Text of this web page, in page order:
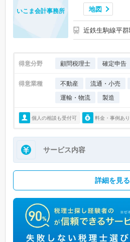
地図
近鉄生駒線平
いこま会計事務所
得意分野 顧問税理士 確定申告
得意業種 不動産 流通・小売
運輸・物流
製造
個人の相談も受付可 料金・事例あり
サービス内容
詳細を見る